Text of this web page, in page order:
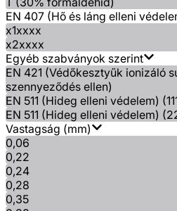
EN 407 (Hő és láng elleni
x1xxxx
x2xxxx
Egyéb szabványok szerint
EN 421 (Védőkesztyűk ionizáló
szennyeződés ellen)
EN 511 (Hideg elleni védelem)
EN 511 (Hideg elleni védelem)
Vastagság (mm)
0,06
0,22
0,24
0,28
0,35